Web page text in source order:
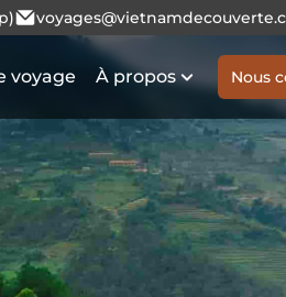
voyage À propos Nous